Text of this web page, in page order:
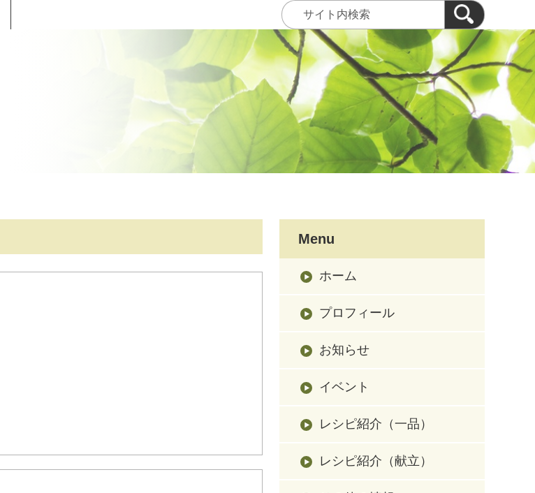
Menu
ホーム
プロフィール
お知らせ
イベント
レシピ紹介（一品）
レシピ紹介（献立）